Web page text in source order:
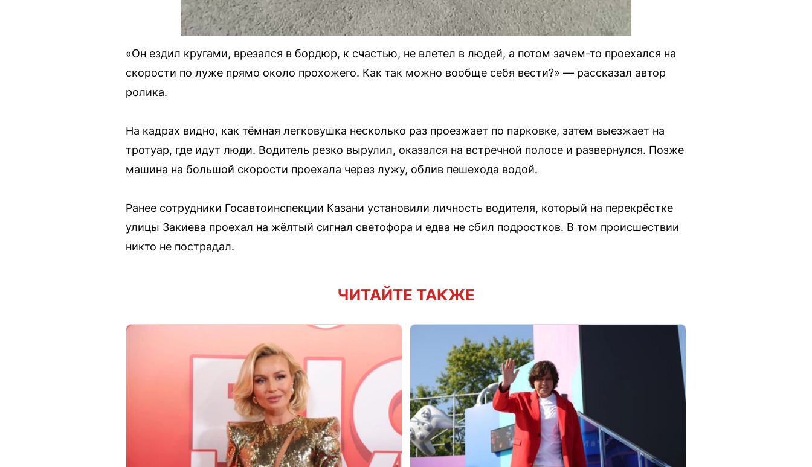
«Он ездил кругами, врезался в бордюр, к счастью, не влетел в людей, а потом зачем-то проехался на
скорости по луже прямо около прохожего. Как так можно вообще себя вести?» — рассказал автор
ролика.
На кадрах видно, как тёмная легковушка несколько раз проезжает по парковке, затем выезжает на
тротуар, где идут люди. Водитель резко вырулил, оказался на встречной полосе и развернулся. Позже
машина на большой скорости проехала через лужу, облив пешехода водой.
Ранее сотрудники Госавтоинспекции Казани установили личность водителя, который на перекрёстке
улицы Закиева проехал на жёлтый сигнал светофора и едва не сбил подростков. В том происшествии
никто не пострадал.
ЧИТАЙТЕ ТАКЖЕ